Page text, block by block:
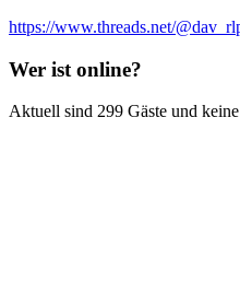
https://www.threads.net/
Wer ist online?
Aktuell sind 299 Gäste und